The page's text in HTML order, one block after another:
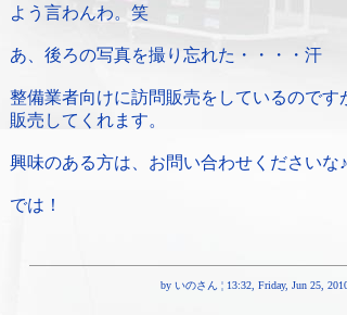
よう言わんわ。笑
あ、後ろの写真を撮り忘れた・・・・汗
整備業者向けに訪問販売をしているのです
販売してくれます。
興味のある方は、お問い合わせくださいな♪
では！
by いのさん ¦ 13:32, Friday, Jun 25,